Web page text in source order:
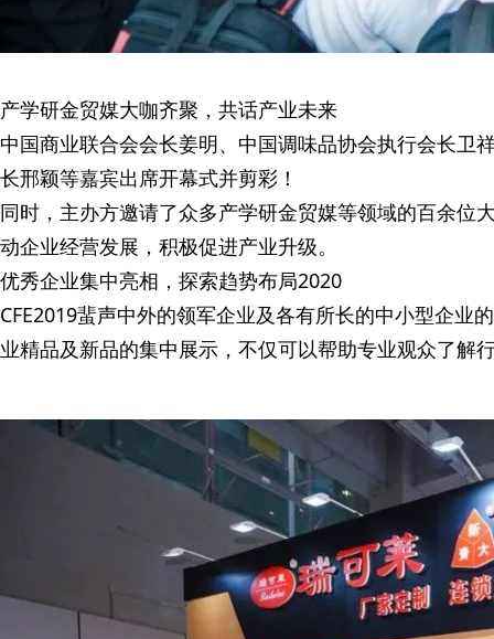
产学研金贸媒大咖齐聚，共话产业未来
中国商业联合会会长姜明、中国调味品协会执行会长卫
长邢颖等嘉宾出席开幕式并剪彩！
同时，主办方邀请了众多产学研金贸媒等领域的百余位
动企业经营发展，积极促进产业升级。
优秀企业集中亮相，探索趋势布局2020
CFE2019蜚声中外的领军企业及各有所长的中小型企
业精品及新品的集中展示，不仅可以帮助专业观众了解